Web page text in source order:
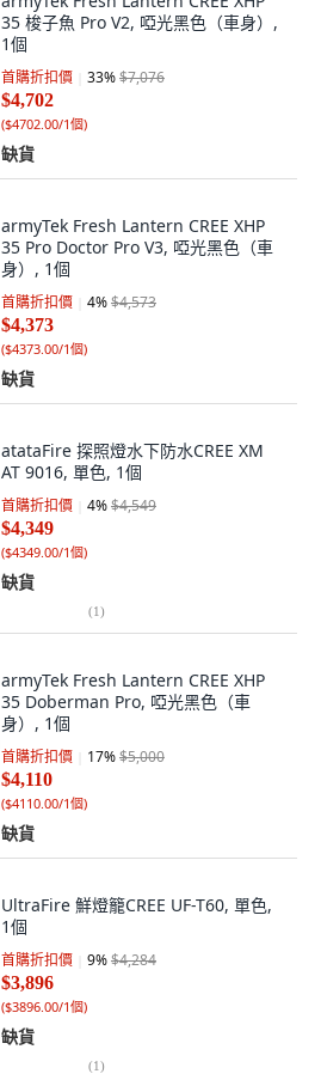
35 梭子魚 Pro V2, 啞光黑色（車身）,
1個
首購折扣價 33%$7,076
$4,702
($4702.00/1個)
缺貨
armyTek Fresh Lantern CREE XHP
35 Pro Doctor Pro V3, 啞光黑色（車
身）, 1個
首購折扣價 4%$4,573
$4,373
($4373.00/1個)
缺貨
atataFire 探照燈水下防水CREE XM
AT 9016, 單色, 1個
首購折扣價 4%$4,549
$4,349
($4349.00/1個)
缺貨
(1)
armyTek Fresh Lantern CREE XHP
35 Doberman Pro, 啞光黑色（車
身）, 1個
首購折扣價 17%$5,000
$4,110
($4110.00/1個)
缺貨
UltraFire 鮮燈籠CREE UF-T60, 單色,
1個
首購折扣價 9%$4,284
$3,896
($3896.00/1個)
缺貨
(1)